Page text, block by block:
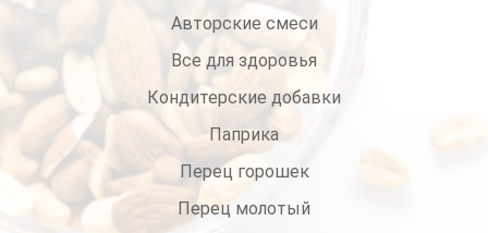
Авторские смеси
Все для здоровья
Кондитерские добавки
Паприка
Перец горошек
Перец молотый